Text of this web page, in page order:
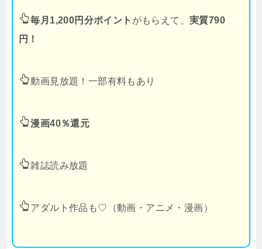
毎月1,200円分ポイント がもらえて、実質790
円！
動画見放題！一部有料もあり
漫画40％還元
雑誌読み放題
アダルト作品も♡（動画・アニメ・漫画）